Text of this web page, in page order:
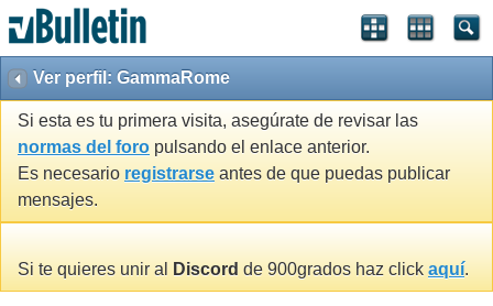
Ver perfil: GammaRome
Si esta es tu primera visita, asegúrate de revisar las
normas del foro pulsando el enlace anterior.
Es necesario registrarse antes de que puedas publicar
mensajes.
Si te quieres unir al Discord de 900grados haz click aquí.